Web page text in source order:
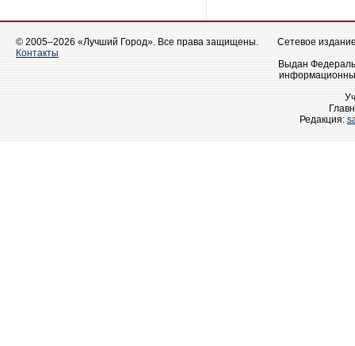
© 2005–2026 «Лучший Город». Все права защищены.
Контакты
Сетевое
Выдан
Редакция: